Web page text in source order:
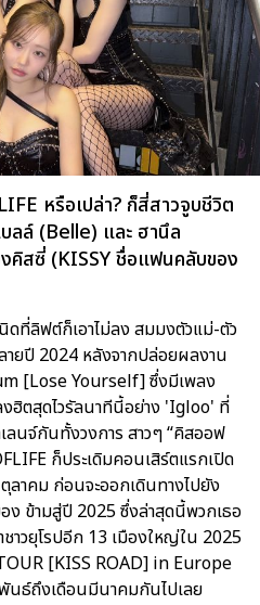
หรือเปล่า? ก็สี่สาวจูบชีวิต
ล์ (Belle) และ ฮานึล
คิสซี่ (KISSY ชื่อแฟนคลับของ
ดที่ลิฟต์ก็เอาไม่ลง สมมงตัวแม่-ตัว
ยปี 2024 หลังจากปล่อยผลงาน
[Lose Yourself] ซึ่งมีเพลง
งฮิตสุดไวรัลนาทีนี้อย่าง 'Igloo' ที่
เลนจ์กันทั้งวงการ สาวๆ “คิสออฟ
ก็ประเดิมคอนเสิร์ตแรกเปิด
ลาคม ก่อนจะออกเดินทางไปยัง
ง ข้ามสู่ปี 2025 ซึ่งล่าสุดนี้พวกเธอ
ชาวยุโรปอีก 13 เมืองใหญ่ใน 2025
[KISS ROAD] in Europe
นธ์ถึงเดือนมีนาคมกันไปเลย